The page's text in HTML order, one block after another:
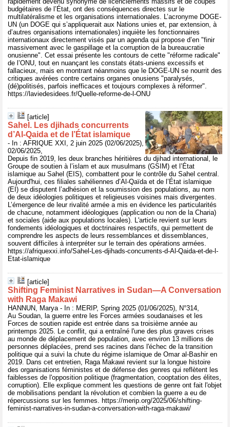
budgétaires de l’État, ont des conséquences directes sur le
multilatéralisme et les organisations internationales. L’acronyme DOGE-
UN (un DOGE qui s’appliquerait aux Nations unies et, par extension, à
d’autres organisations internationales) inquiète les fonctionnaires
internationaux directement visés par un agenda qui propose d’en "finir
massivement avec le gaspillage et la corruption de la bureaucratie
onusienne". Cet essai présente les contours de cette "réforme radicale"
de l’ONU, tout en nuançant les constats états-uniens excessifs et
fallacieux, mais en montrant néanmoins que le DOGE-UN se nourrit des
critiques avérées contre certains organes onusiens "paralysés,
(dé)politisés, parfois inefficaces et toujours complexes à réformer".
https://laviedesidees.fr/Quelle-reforme-de-l-ONU
[article]
Sahel. Les djihads concurrents
d’Al-Qaida et de l’État islamique
- In : AFRIQUE XXI, 2 juin 2025 (02/06/2025),
02/06/2025,
Depuis fin 2019, les deux branches héritières du djihad international, le
Groupe de soutien à l’islam et aux musulmans (GSIM) et l’État
islamique au Sahel (EIS), combattent pour le contrôle du Sahel central.
Aujourd'hui, ces filiales sahéliennes d’Al-Qaïda et de l’État islamique
(EI) se disputent l’adhésion et la soumission des populations, au nom
de deux idéologies politiques et religieuses voisines mais divergentes.
L’émergence de leur rivalité armée a mis en évidence les particularités
de chacune, notamment idéologiques (application ou non de la Charia)
et sociales (aide aux populations locales). L'article revient sur leurs
fondements idéologiques et doctrinaires respectifs, qui permettent de
comprendre les aspects de leurs ressemblances et dissemblances,
souvent difficiles à interpréter sur le terrain des opérations armées.
https://afriquexxi.info/Sahel-Les-djihads-concurrents-d-Al-Qaida-et-de-l-
Etat-islamique
[article]
Shifting Feminist Narratives in Sudan—A Conversation
with Raga Makawi
HANNUN, Marya - In : MERIP, Spring 2025 (01/06/2025), N°314,
Au Soudan, la guerre entre les Forces armées soudanaises et les
Forces de soutien rapide est entrée dans sa troisième année au
printemps 2025. Le conflit, qui a entraîné l'une des plus graves crises
au monde de déplacement de population, avec environ 13 millions de
personnes déplacées, prend ses racines dans l'échec de la transition
politique qui a suivi la chute du régime islamique de Omar al-Bashir en
2019. Dans cet entretien, Raga Makawi revient sur la longue histoire
des organisations féministes et de défense des genres qui reflètent les
faiblesses de l'opposition politique (fragmentation, cooptation des élites,
corruption). Elle explique comment les questions de genre ont fait l'objet
de mobilisations pendant la révolution et combien la guerre a eu de
répercussions sur les femmes. https://merip.org/2025/06/shifting-
feminist-narratives-in-sudan-a-conversation-with-raga-makawi/